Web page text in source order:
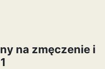
na zmęczenie i